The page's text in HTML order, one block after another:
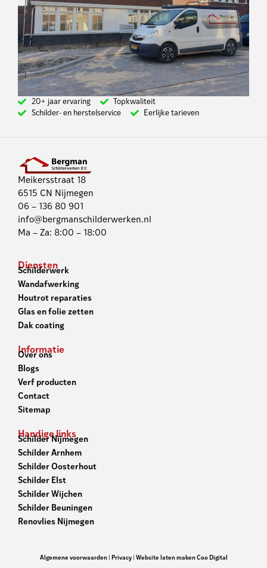
20+ jaar ervaring
Topkwaliteit
Schilder- en herstelservice
Eerlijke tarieven
Meikersstraat 18
6515 CN Nijmegen
06 – 136 80 901
info@bergmanschilderwerken.nl
Ma – Za: 8:00 – 18:00
Diensten
Schilderwerk
Wandafwerking
Houtrot reparaties
Glas en folie zetten
Dak coating
Informatie
Over ons
Blogs
Verf producten
Contact
Sitemap
Handige links
Schilder Nijmegen
Schilder Arnhem
Schilder Oosterhout
Schilder Elst
Schilder Wijchen
Schilder Beuningen
Renovlies Nijmegen
Algemene voorwaarden| Privacy| Website laten maken Coo Digital